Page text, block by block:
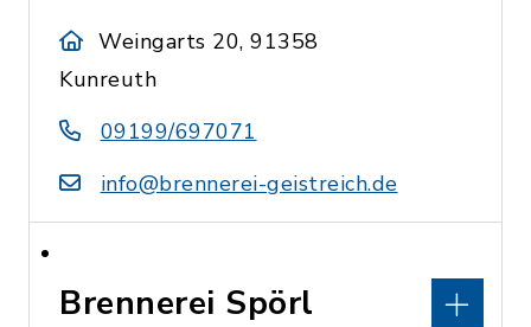
Weingarts 20, 91358
Kunreuth
09199/697071
info@brennerei-geistreich.de
Brennerei Spörl